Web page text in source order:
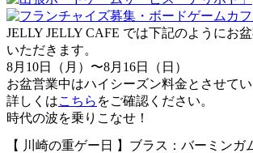
JELLY JELLY CAFE では下記のようにお
いただきます。
8月10日（月）〜8月16日（日）
お盆営業中はハイシーズン料金とさせてい
詳しくはこちら をご確認ください。
時代の波を乗りこなせ！
【 川崎の重ゲー日 】ブラス：バーミンガ